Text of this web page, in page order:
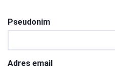
Pseudonim
Adres email